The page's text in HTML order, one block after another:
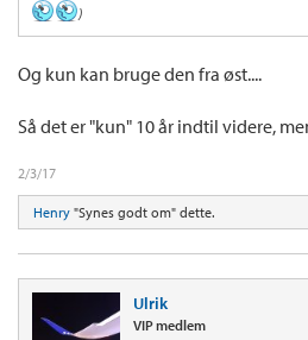
)
Og kun kan bruge den fra øst....
Så det er "kun" 10 år indtil videre,
2/3/17
Henry "Synes godt om" dette.
Ulrik
VIP medlem